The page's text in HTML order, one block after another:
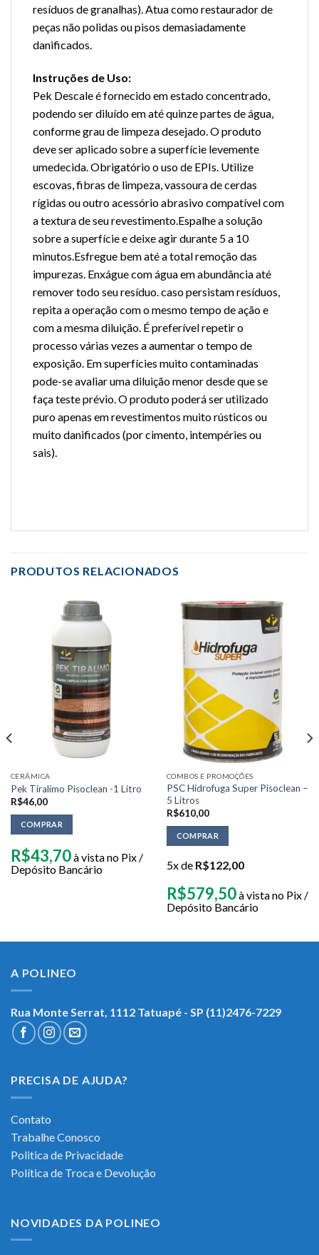
resíduos de granalhas). Atua como restaurador de
peças não polidas ou pisos demasiadamente
danificados.
Instruções de Uso:
Pek Descale é fornecido em estado concentrado,
podendo ser diluído em até quinze partes de água,
conforme grau de limpeza desejado. O produto
deve ser aplicado sobre a superfície levemente
umedecida. Obrigatório o uso de EPIs. Utilize
escovas, fibras de limpeza, vassoura de cerdas
rígidas ou outro acessório abrasivo compatível com
a textura de seu revestimento.Espalhe a solução
sobre a superfície e deixe agir durante 5 a 10
minutos.Esfregue bem até a total remoção das
impurezas. Enxágue com água em abundância até
remover todo seu resíduo. caso persistam resíduos,
repita a operação com o mesmo tempo de ação e
com a mesma diluição. É preferível repetir o
processo várias vezes a aumentar o tempo de
exposição. Em superfícies muito contaminadas
pode-se avaliar uma diluição menor desde que se
faça teste prévio. O produto poderá ser utilizado
puro apenas em revestimentos muito rústicos ou
muito danificados (por cimento, intempéries ou
sais).
PRODUTOS RELACIONADOS
CERÂMICA
Pek Tiralimo Pisoclean -1 Litro
R$46,00
COMPRAR
R$43,70à vista no Pix /
Depósito Bancário
COMBOS E PROMOÇÕES
PSC Hidrofuga Super Pisoclean –
5 Litros
R$610,00
COMPRAR
5x de R$122,00
R$579,50à vista no Pix /
Depósito Bancário
A POLINEO
Rua Monte Serrat, 1112 Tatuapé - SP (11)2476-7229
PRECISA DE AJUDA?
Contato
Trabalhe Conosco
Politica de Privacidade
Política de Troca e Devolução
NOVIDADES DA POLINEO